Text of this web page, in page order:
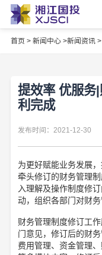
首页 > 新闻中心 >新闻资讯 >
提效率 优服务
利完成
发布时间：2021-12-30
为更好赋能业务发展
牵头修订的财务管理
入理解及操作制度修
动，组织各部门对财
财务管理制度修订工
门意见，修订后的财
费用管理、资金管理